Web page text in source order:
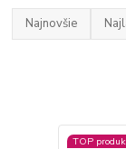
Najnovšie
TOP